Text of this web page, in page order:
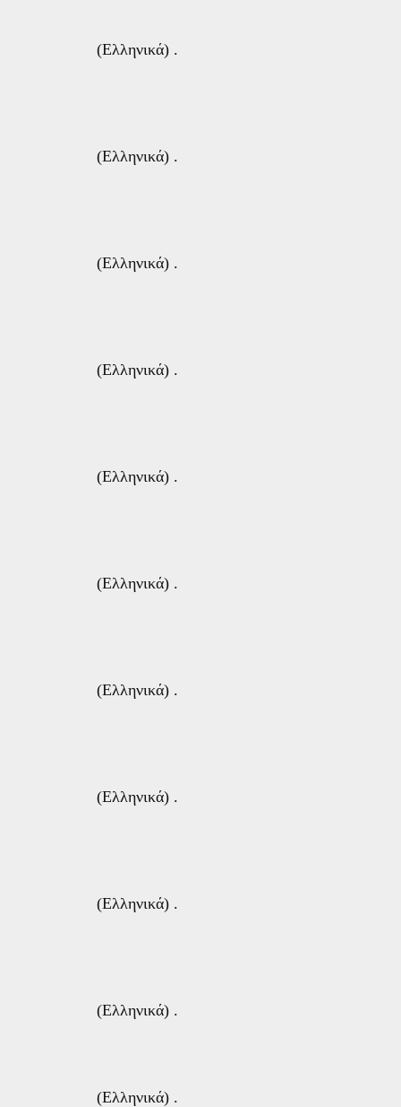
(Ελληνικά) .
(Ελληνικά) .
(Ελληνικά) .
(Ελληνικά) .
(Ελληνικά) .
(Ελληνικά) .
(Ελληνικά) .
(Ελληνικά) .
(Ελληνικά) .
(Ελληνικά) .
(Ελληνικά) .